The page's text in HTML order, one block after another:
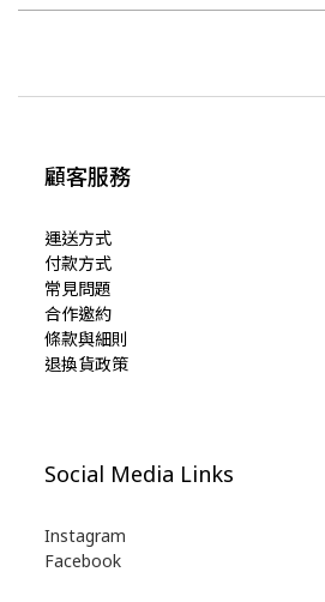
顧客服務
運送方式
付款方式
常見問題
合作邀約
條款與細則
退換貨政策
Social Media Links
Instagram
Facebook